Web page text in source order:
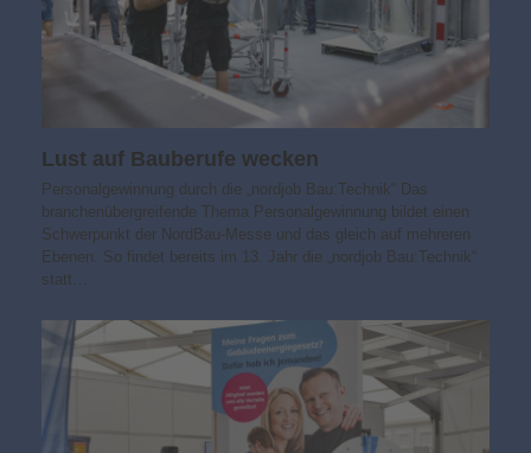
Lust auf Bauberufe wecken
Personalgewinnung durch die „nordjob Bau:Technik“ Das
branchenübergreifende Thema Personalgewinnung bildet einen
Schwerpunkt der NordBau-Messe und das gleich auf mehreren
Ebenen. So findet bereits im 13. Jahr die „nordjob Bau:Technik“
statt…